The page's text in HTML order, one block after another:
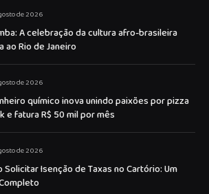
de 2026
A celebração da cultura afro-brasileira
ao Rio de Janeiro
de 2026
químico inova unindo paixões por pizza
e fatura R$ 50 mil por mês
de 2026
Solicitar Isenção de Taxas no Cartório: Um